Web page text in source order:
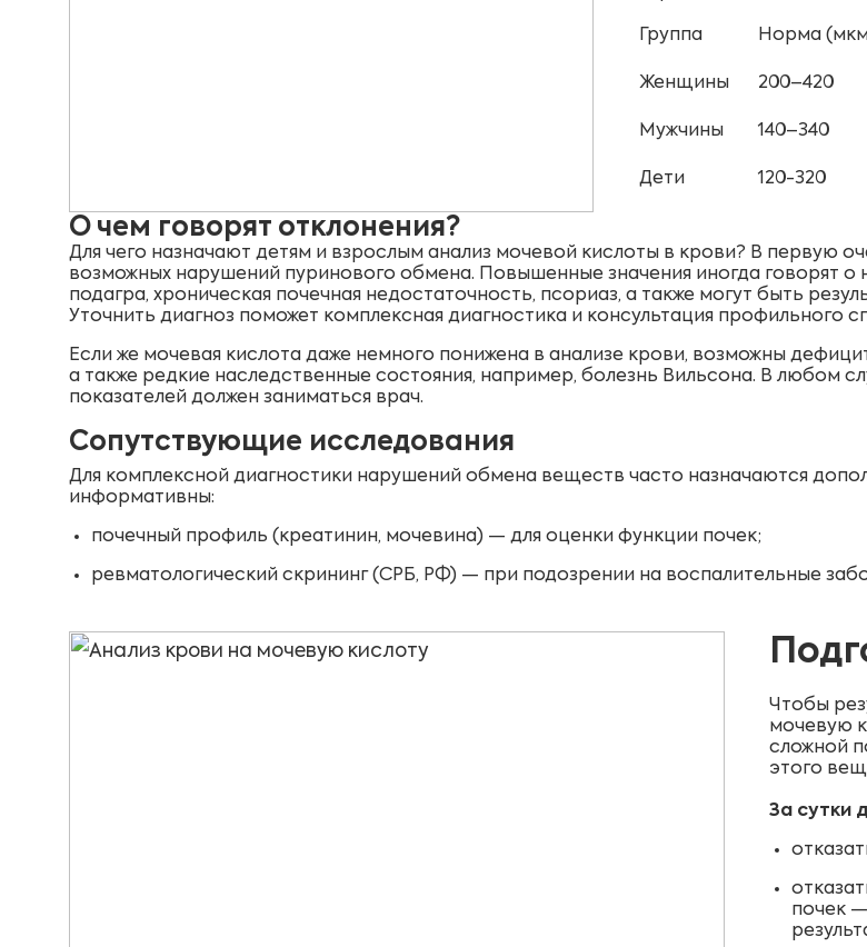
Группа Норма
Женщины 200–420
Мужчины 140–340
Дети 120-320
О чем говорят отклонения?
Для чего назначают детям и взрослым анализ мочевой кислоты в крови? В первую
возможных нарушений пуринового обмена. Повышенные значения иногда говорят о
подагра, хроническая почечная недостаточность, псориаз, а также могут быть
Уточнить диагноз поможет комплексная диагностика и консультация профильного
Если же мочевая кислота даже немного понижена в анализе крови, возможны
а также редкие наследственные состояния, например, болезнь Вильсона. В любом
показателей должен заниматься врач.
Сопутствующие исследования
Для комплексной диагностики нарушений обмена веществ часто назначаются
информативны:
почечный профиль (креатинин, мочевина) — для оценки функции почек;
ревматологический скрининг (СРБ, РФ) — при подозрении на воспалительные
Чтобы
мочевую
сложной
этого
За сутки
почек